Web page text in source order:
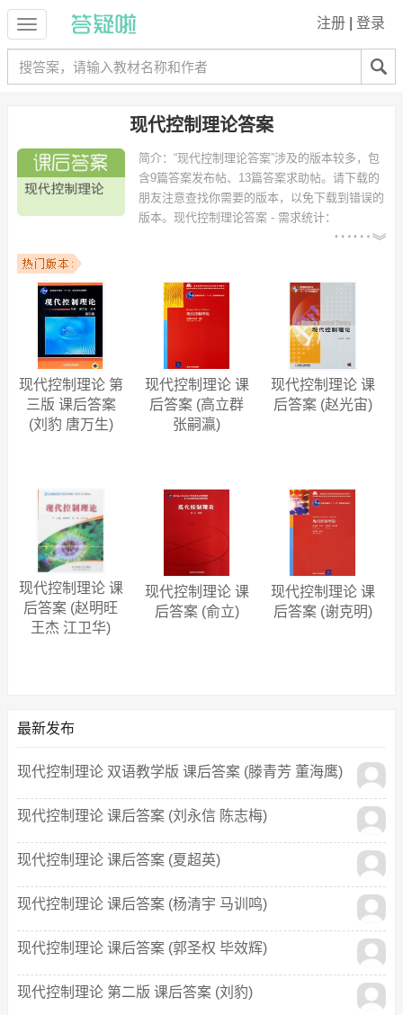
注册 登录
现代控制理论答案
简介： “现代控制理论答案”涉及的版本较多，包
含9篇答案发布帖、13篇答案求助帖。请下载的
朋友注意查找你需要的版本，以免下载到错误的
版本。 现代控制理论答案 - 需求统计：
：电气工程及其自动化、电气自动
化、测控技术与仪器、电子信息工程、机械设计制造及其自动化、电气
工程、机械工程、电气工程与自动化、通信工程、机械电子工程 等专
以下学校的同学下载过
现代控制理论答案
：太原理工大学、中南大学、
天津大学、西安电子科技大学、广西大学、广东工业大学、哈尔滨工业
大学、南昌大学、沈阳理工大学、昆明理工大学 等。
现代控制理论 第
三版 课后答案
(刘豹 唐万生)
现代控制理论 课
后答案 (高立群
张嗣瀛)
现代控制理论 课
后答案 (赵光宙)
现代控制理论 课
后答案 (赵明旺
王杰 江卫华)
现代控制理论 课
后答案 (俞立)
现代控制理论 课
后答案 (谢克明)
最新发布
现代控制理论 双语教学版 课后答案 (滕青芳 董海鹰)
现代控制理论 课后答案 (刘永信 陈志梅)
现代控制理论 课后答案 (夏超英)
现代控制理论 课后答案 (杨清宇 马训鸣)
现代控制理论 课后答案 (郭圣权 毕效辉)
现代控制理论 第二版 课后答案 (刘豹)